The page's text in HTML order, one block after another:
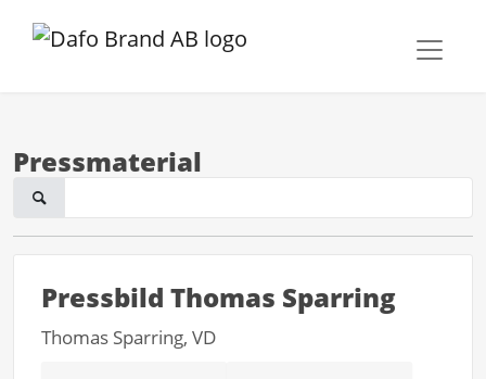
Pressmaterial
Pressbild Thomas Sparring
Thomas Sparring, VD